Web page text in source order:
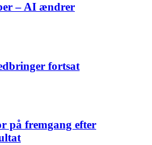
– AI ændrer
fortsat
på fremgang efter